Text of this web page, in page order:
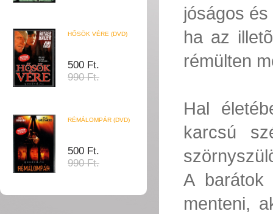
HŐSÖK VÉRE (DVD)
500 Ft.
990 Ft.
RÉMÁLOMPÁR (DVD)
500 Ft.
990 Ft.
jóságos
ha az
rémülten
Hal
karcsú
A barátok
menteni,